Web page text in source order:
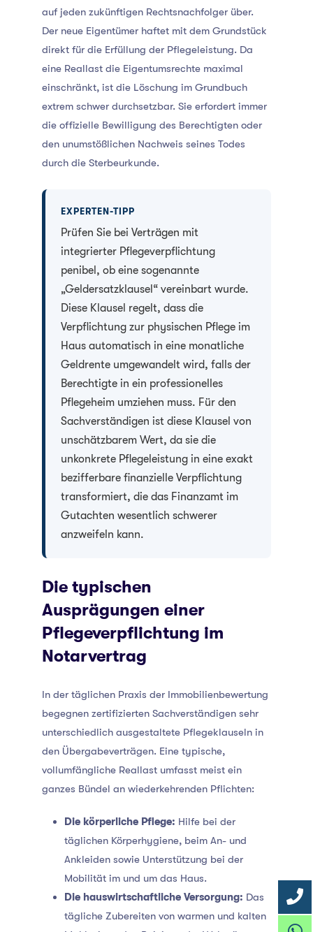
auf jeden zukünftigen Rechtsnachfolger über.
Der neue Eigentümer haftet mit dem Grundstück
direkt für die Erfüllung der Pflegeleistung. Da
eine Reallast die Eigentumsrechte maximal
einschränkt, ist die Löschung im Grundbuch
extrem schwer durchsetzbar. Sie erfordert immer
die offizielle Bewilligung des Berechtigten oder
den unumstößlichen Nachweis seines Todes
durch die Sterbeurkunde.
EXPERTEN-TIPP
Prüfen Sie bei Verträgen mit
integrierter Pflegeverpflichtung
penibel, ob eine sogenannte
„Geldersatzklausel“ vereinbart wurde.
Diese Klausel regelt, dass die
Verpflichtung zur physischen Pflege im
Haus automatisch in eine monatliche
Geldrente umgewandelt wird, falls der
Berechtigte in ein professionelles
Pflegeheim umziehen muss. Für den
Sachverständigen ist diese Klausel von
unschätzbarem Wert, da sie die
unkonkrete Pflegeleistung in eine exakt
bezifferbare finanzielle Verpflichtung
transformiert, die das Finanzamt im
Gutachten wesentlich schwerer
anzweifeln kann.
Die typischen
Ausprägungen einer
Pflegeverpflichtung im
Notarvertrag
In der täglichen Praxis der Immobilienbewertung
begegnen zertifizierten Sachverständigen sehr
unterschiedlich ausgestaltete Pflegeklauseln in
den Übergabeverträgen. Eine typische,
vollumfängliche Reallast umfasst meist ein
ganzes Bündel an wiederkehrenden Pflichten:
Die körperliche Pflege: Hilfe bei der
täglichen Körperhygiene, beim An- und
Ankleiden sowie Unterstützung bei der
Mobilität im und um das Haus.
Die hauswirtschaftliche Versorgung: Das
tägliche Zubereiten von warmen und kalten